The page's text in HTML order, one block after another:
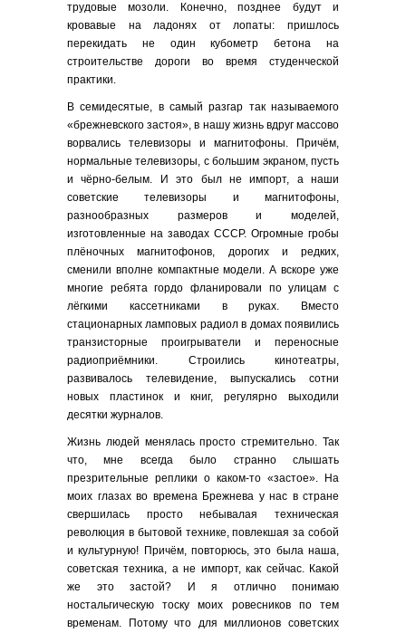
трудовые мозоли. Конечно, позднее будут и
кровавые на ладонях от лопаты: пришлось
перекидать не один кубометр бетона на
строительстве дороги во время студенческой
практики.
В семидесятые, в самый разгар так называемого
«брежневского застоя», в нашу жизнь вдруг массово
ворвались телевизоры и магнитофоны. Причём,
нормальные телевизоры, с большим экраном, пусть
и чёрно-белым. И это был не импорт, а наши
советские телевизоры и магнитофоны,
разнообразных размеров и моделей,
изготовленные на заводах СССР. Огромные гробы
плёночных магнитофонов, дорогих и редких,
сменили вполне компактные модели. А вскоре уже
многие ребята гордо фланировали по улицам с
лёгкими кассетниками в руках. Вместо
стационарных ламповых радиол в домах появились
транзисторные проигрыватели и переносные
радиоприёмники. Строились кинотеатры,
развивалось телевидение, выпускались сотни
новых пластинок и книг, регулярно выходили
десятки журналов.
Жизнь людей менялась просто стремительно. Так
что, мне всегда было странно слышать
презрительные реплики о каком-то «застое». На
моих глазах во времена Брежнева у нас в стране
свершилась просто небывалая техническая
революция в бытовой технике, повлекшая за собой
и культурную! Причём, повторюсь, это была наша,
советская техника, а не импорт, как сейчас. Какой
же это застой? И я отлично понимаю
ностальгическую тоску моих ровесников по тем
временам. Потому что для миллионов советских